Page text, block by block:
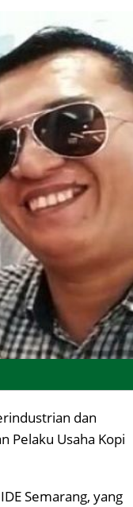
dan
Pelaku Usaha Kopi
Semarang, yang